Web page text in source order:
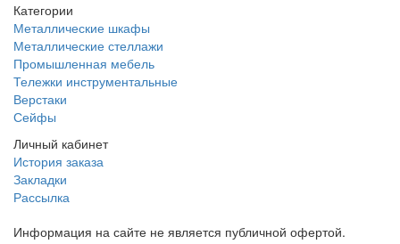
Категории
Металлические шкафы
Металлические стеллажи
Промышленная мебель
Тележки инструментальные
Верстаки
Сейфы
Личный кабинет
История заказа
Закладки
Рассылка
Информация на сайте не является публичной офертой.